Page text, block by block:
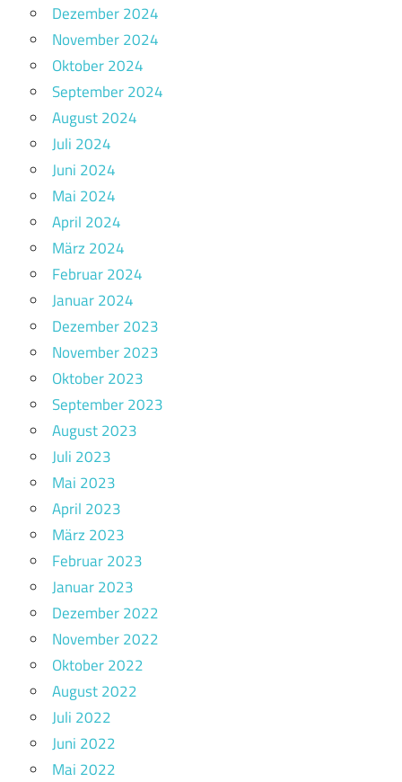
Dezember 2024
November 2024
Oktober 2024
September 2024
August 2024
Juli 2024
Juni 2024
Mai 2024
April 2024
März 2024
Februar 2024
Januar 2024
Dezember 2023
November 2023
Oktober 2023
September 2023
August 2023
Juli 2023
Mai 2023
April 2023
März 2023
Februar 2023
Januar 2023
Dezember 2022
November 2022
Oktober 2022
August 2022
Juli 2022
Juni 2022
Mai 2022